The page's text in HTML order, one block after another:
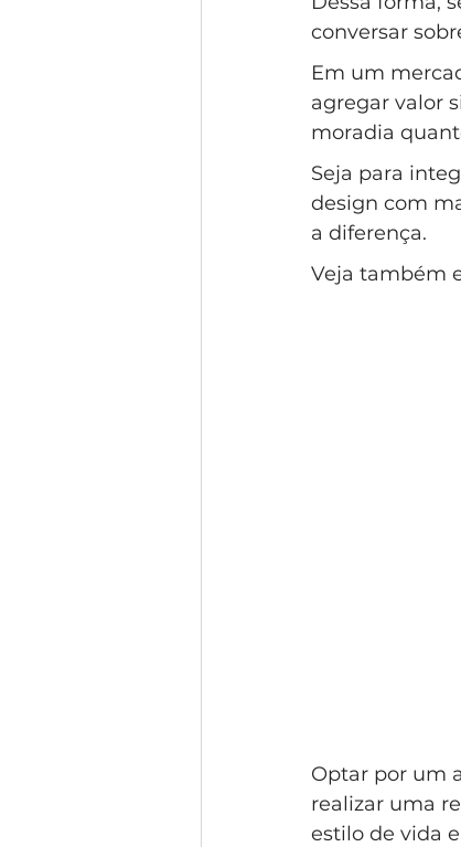
conversar
Em um
agregar valor
moradia
Seja para
design com
a diferença.
Veja também
Optar por um
realizar uma
estilo de vida